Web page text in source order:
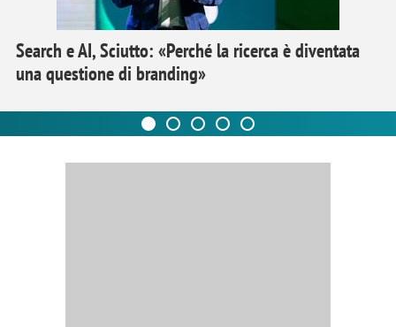
Search e AI, Sciutto: «Perché la ricerca è diventata
una questione di branding»